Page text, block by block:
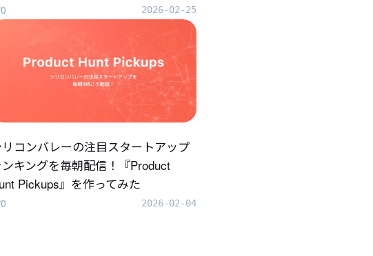
2026-02-25
0
リコンバレーの注目スタートアップ
ンキングを毎朝配信！『Product
Pickups』を作ってみた
2026-02-04
0